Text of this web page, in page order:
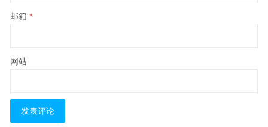
邮箱 *
网站